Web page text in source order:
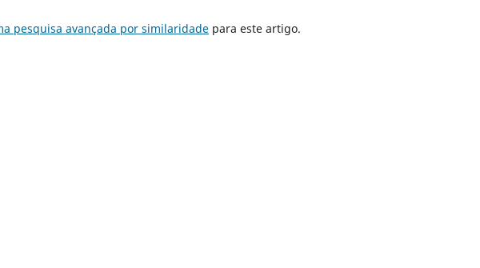
pesquisa avançada por similaridade para este artigo.